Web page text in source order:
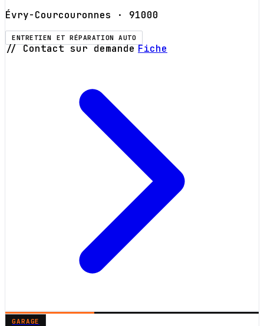
Évry-Courcouronnes · 91000
ENTRETIEN ET RÉPARATION AUTO
// Contact sur demande Fiche
GARAGE